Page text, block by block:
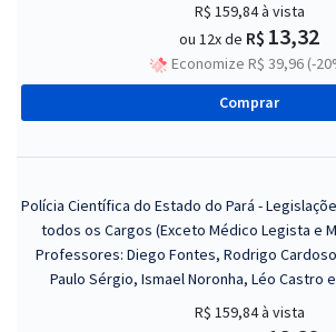
R$ 159,84à vista
ou 12x de R$ 13,32
Economize R$ 39,96 (-
Comprar
Polícia Científica do Estado do Pará -
todos os Cargos (Exceto Médico Legista e
Professores: Diego Fontes, Rodrigo
Paulo Sérgio, Ismael Noronha, Léo Castro
R$ 159,84à vista